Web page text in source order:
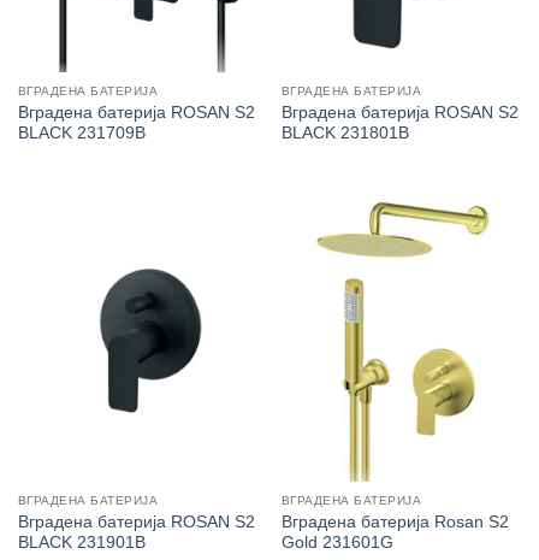
ВГРАДЕНА БАТЕРИЈА
Вградена батерија ROSAN S2
BLACK 231709B
ВГРАДЕНА БАТЕРИЈА
Вградена батерија ROSAN S2
BLACK 231801B
ВГРАДЕНА БАТЕРИЈА
Вградена батерија ROSAN S2
BLACK 231901B
ВГРАДЕНА БАТЕРИЈА
Вградена батерија Rosan S2
Gold 231601G